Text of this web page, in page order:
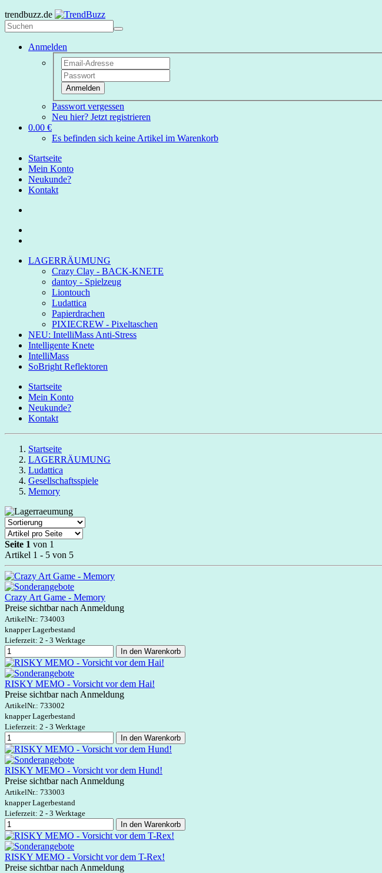
trendbuzz.de
Anmelden
Anmelden
Passwort vergessen
Neu hier? Jetzt registrieren
0.00 €
Es befinden sich keine Artikel im Warenkorb
Startseite
Mein Konto
Neukunde?
Kontakt
LAGERRÄUMUNG
Crazy Clay - BACK-KNETE
dantoy - Spielzeug
Liontouch
Ludattica
Papierdrachen
PIXIECREW - Pixeltaschen
NEU: IntelliMass Anti-Stress
Intelligente Knete
IntelliMass
SoBright Reflektoren
Startseite
Mein Konto
Neukunde?
Kontakt
Startseite
LAGERRÄUMUNG
Ludattica
Gesellschaftsspiele
Memory
Seite 1 von 1
Artikel 1 - 5 von 5
Crazy Art Game - Memory
Preise sichtbar nach Anmeldung
ArtikelNr.: 734003
knapper Lagerbestand
Lieferzeit: 2 - 3 Werktage
In den Warenkorb
RISKY MEMO - Vorsicht vor dem Hai!
Preise sichtbar nach Anmeldung
ArtikelNr.: 733002
knapper Lagerbestand
Lieferzeit: 2 - 3 Werktage
In den Warenkorb
RISKY MEMO - Vorsicht vor dem Hund!
Preise sichtbar nach Anmeldung
ArtikelNr.: 733003
knapper Lagerbestand
Lieferzeit: 2 - 3 Werktage
In den Warenkorb
RISKY MEMO - Vorsicht vor dem T-Rex!
Preise sichtbar nach Anmeldung